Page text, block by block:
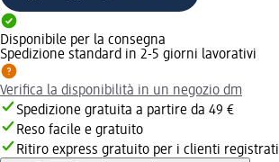
Disponibile per la consegna
Spedizione standard in 2-5 giorni lavorativi
Verifica la disponibilità in un negozio dm
Spedizione gratuita a partire da 49 €
Reso facile e gratuito
Ritiro express gratuito per i clienti registrati